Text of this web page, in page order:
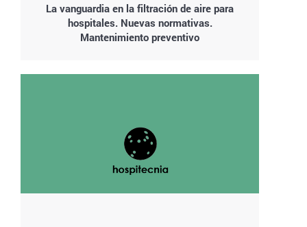
La vanguardia en la filtración de aire para
hospitales. Nuevas normativas.
Mantenimiento preventivo